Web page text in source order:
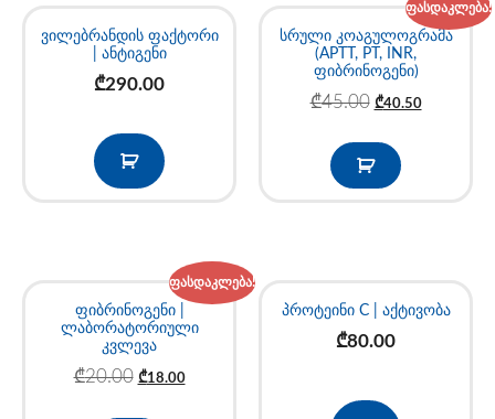
ვილებრანდის ფაქტორი
| ანტიგენი
₾290.00
ფასდაკლება!
სრული კოაგულოგრამა
(APTT, PT, INR,
ფიბრინოგენი)
₾45.00 ₾40.50
ფასდაკლება!
ფიბრინოგენი |
ლაბორატორიული
კვლევა
₾20.00 ₾18.00
პროტეინი C | აქტივობა
₾80.00